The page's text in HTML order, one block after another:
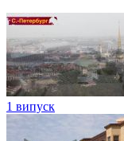
1 випуск